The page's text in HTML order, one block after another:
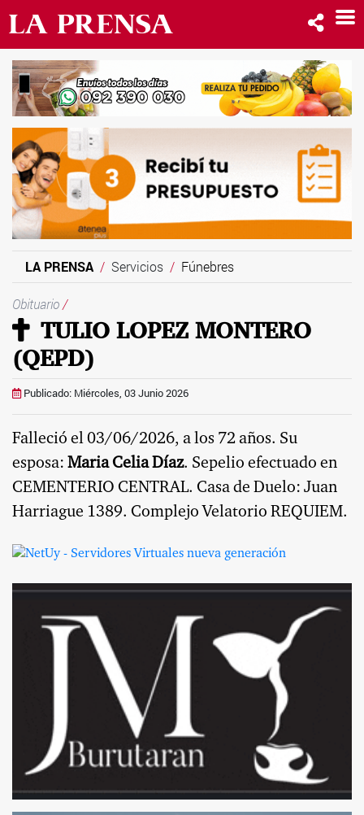
LA PRENSA Servicios Fúnebres
Obituario/
TULIO LOPEZ MONTERO
(QEPD)
Publicado: Miércoles, 03 Junio 2026
Falleció el 03/06/2026, a los 72 años. Su
esposa: Maria Celia Díaz. Sepelio efectuado en
CEMENTERIO CENTRAL. Casa de Duelo: Juan
Harriague 1389. Complejo Velatorio REQUIEM.